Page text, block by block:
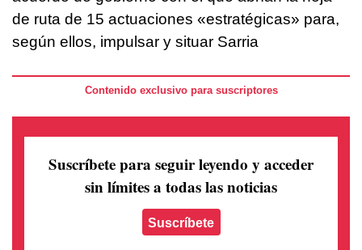
de ruta de 15 actuaciones «estratégicas» para,
según ellos, impulsar y situar Sarria
Contenido exclusivo para suscriptores
Suscríbete para seguir leyendo y acceder
sin límites a todas las noticias
Suscríbete